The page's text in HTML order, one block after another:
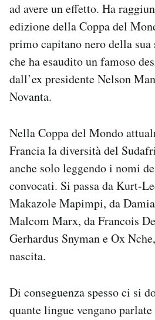
ad avere un effetto. Ha
edizione della Coppa del
primo capitano nero della sua
che ha esaudito un famoso
dall’ex presidente Nelson
Novanta.
Nella Coppa del Mondo
Francia la diversità del
anche solo leggendo i nomi
convocati. Si passa da Kurt-
Makazole Mapimpi, da
Malcom Marx, da Francois
Gerhardus Snyman e Ox
nascita.
Di conseguenza spesso ci si
quante lingue vengano